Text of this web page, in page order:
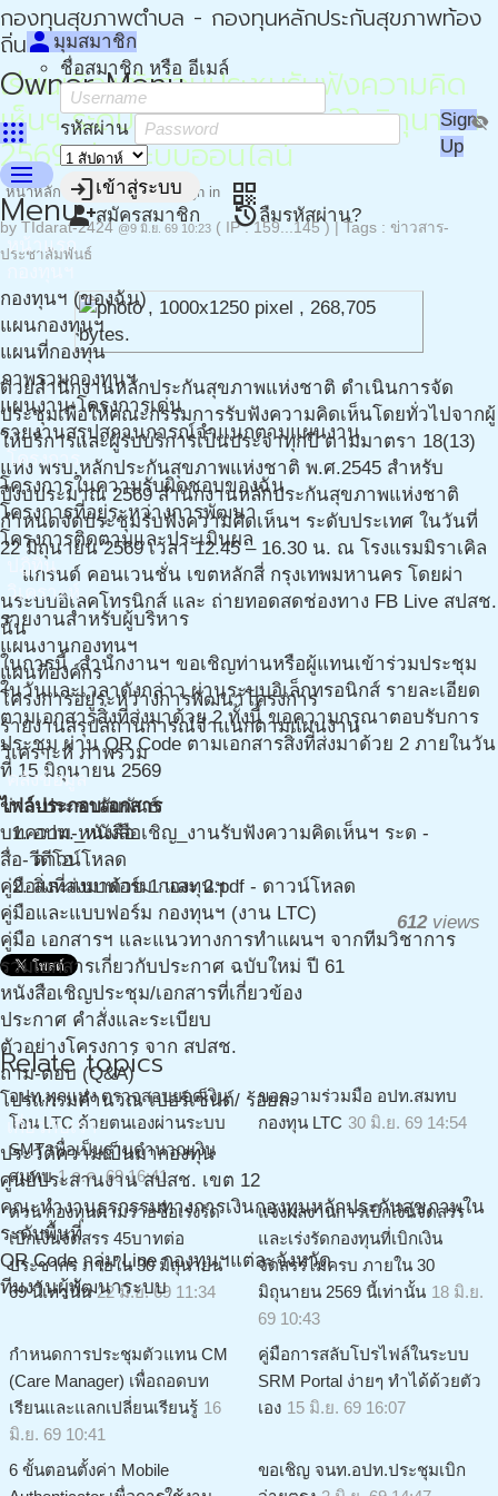
กองทุนสุขภาพตำบล - กองทุนหลักประกันสุขภาพท้อง
ถิ่น - กปท
Owner Menu
apps
person มุมสมาชิก
ชื่อสมาชิก หรือ อีเมล์
รหัสผ่าน visibility_off
loginเข้าสู่ระบบ
person_addสมัครสมาชิก restoreลืมรหัสผ่าน?
Sign
Up
menu
Menu
หน้าแรก
กองทุนฯ (ของฉัน)
แผนกองทุนฯ
แผนที่กองทุน
ภาพรวมกองทุนฯ
แผนงาน-โครงการเด่น
รายงานสรุปสถานการณ์จำแนกตามแผนงาน
โครงการ
โครงการในความรับผิดชอบของฉัน
โครงการที่อยู่ระหว่างการพัฒนา
โครงการติดตามและประเมินผล
ปฎิทิน
วิเคราะห์
รายงานสำหรับผู้บริหาร
แผนงานกองทุนฯ
แผนที่องค์กร
โครงการอยู่ระหว่างการพัฒนาโครงการ
รายงานสรุปสถานการณ์จำแนกตามแผนงาน
วิเคราะห์ ภาพรวม
คลังข้อมูล
ข่าว-ประชาสัมพันธ์
บทความ-หนังสือ
สื่อ-วีดีโอ
คู่มือและแบบฟอร์ม กองทุนฯ
คู่มือและแบบฟอร์ม กองทุนฯ (งาน LTC)
คู่มือ เอกสารฯ และแนวทางการทำแผนฯ จากทีมวิชาการ
รวมเอกสารเกี่ยวกับประกาศ ฉบับใหม่ ปี 61
หนังสือเชิญประชุม/เอกสารที่เกี่ยวข้อง
ประกาศ คำสั่งและระเบียบ
ตัวอย่างโครงการ จาก สปสช.
ถาม-ตอบ (Q&A)
โปรแกรมคำนวณ เปอร์เซ็นต์/ ร้อยละ
เกี่ยวกับเรา
ประวัติความเป็นมากองทุน
ศูนย์ประสานงาน สปสช. เขต 12
คณะทำงานธุรกรรมทางการเงินกองทุนหลักประกันสุขภาพใน
ระดับพื้นที่
QR Code กลุ่ม Line กองทุนฯแต่ละจังหวัด
ทีมงานผู้พัฒนาระบบ
เรียนเชิญเข้าร่วมประชุมรับฟังความคิด
เห็นฯ ระดับประเทศ ในวันที่ 22 มิถุนายน
2569 ผ่านระบบออนไลน์
หน้าหลัก Story 232299 Sign in qr_code
by TIdarat-2424 @9 มิ.ย. 69 10:23 ( IP : 159...145 ) Tags : ข่าวสาร-
ประชาสัมพันธ์
ด้วยสำนักงานหลักประกันสุขภาพแห่งชาติ ดำเนินการจัด
ประชุมเพื่อให้คณะกรรมการรับฟังความคิดเห็นโดยทั่วไปจากผู้
ให้บริการและผู้รับบริการเป็นประจำทุกปี ตามมาตรา 18(13)
แห่ง พรบ.หลักประกันสุขภาพแห่งชาติ พ.ศ.2545 สำหรับ
ปีงบประมาณ 2569 สำนักงานหลักประกันสุขภาพแห่งชาติ
กำหนดจัดประชุมรับฟังความคิดเห็นฯ ระดับประเทศ ในวันที่
22 มิถุนายน 2569 เวลา 12.45 – 16.30 น. ณ โรงแรมมิราเคิล
แกรนด์ คอนเวนชั่น เขตหลักสี่ กรุงเทพมหานคร โดยผ่า
นระบบอิเลคโทรนิกส์ และ ถ่ายทอดสดช่องทาง FB Live สปสช.
นั้น
ในการนี้ สำนักงานฯ ขอเชิญท่านหรือผู้แทนเข้าร่วมประชุม
ในวันและเวลาดังกล่าว ผ่านระบบอิเล็กทรอนิกส์ รายละเอียด
ตามเอกสารสิ่งที่ส่งมาด้วย 2 ทั้งนี้ ขอความกรุณาตอบรับการ
ประชุม ผ่าน QR Code ตามเอกสารสิ่งที่ส่งมาด้วย 2 ภายในวัน
ที่ 15 มิถุนายน 2569
ไฟล์ประกอบเอกสาร
อปท._หนังสือเชิญ_งานรับฟังความคิดเห็นฯ ระด -
ดาวน์โหลด
สิ่งที่ส่งมาด้วย 1 และ 2.pdf - ดาวน์โหลด
612views
Relate topics
อปท.ทุกแห่ง ตรวจสอบยอดเงิน
โอน LTC ด้วยตนเองผ่านระบบ
SMT เพื่อเป็นฐานคำนวณเงิน
สมทบ 1 ก.ค. 69 16:41
ขอความร่วมมือ อปท.สมทบ
กองทุน LTC 30 มิ.ย. 69 14:54
ด่วน กองทุนตามรายชื่อเร่งรัด
เบิกเงินจัดสรร 45บาทต่อ
ประชากร ภายใน 30 มิถุนายน
69 นี้เท่านั้น 22 มิ.ย. 69 11:34
แจ้งผลงานการเบิกเงินจัดสรร
และเร่งรัดกองทุนที่เบิกเงิน
จัดสรรไม่ครบ ภายใน 30
มิถุนายน 2569 นี้เท่านั้น 18 มิ.ย.
69 10:43
กำหนดการประชุมตัวแทน CM
(Care Manager) เพื่อถอดบท
เรียนและแลกเปลี่ยนเรียนรู้ 16
มิ.ย. 69 10:41
คู่มือการสลับโปรไฟล์ในระบบ
SRM Portal ง่ายๆ ทำได้ด้วยตัว
เอง 15 มิ.ย. 69 16:07
6 ขั้นตอนตั้งค่า Mobile
ขอเชิญ จนท.อปท.ประชุมเบิก